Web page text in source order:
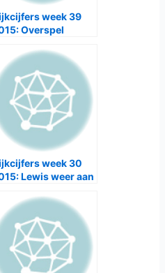
week 39
Overspel
matig
week 30
Lewis weer aan